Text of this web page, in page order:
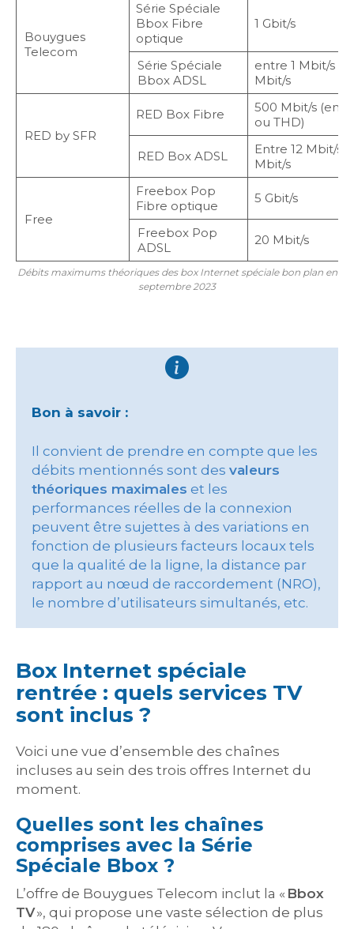
Bouygues
Telecom
Série Spéciale
Bbox Fibre
optique
1 Gbit/s
Série Spéciale
Bbox ADSL
entre 1 Mbit/s et
Mbit/s
RED by SFR
RED Box Fibre
500 Mbit/s (en
ou THD)
RED Box ADSL
Entre 12 Mbit/s
Mbit/s
Free
Freebox Pop
Fibre optique
5 Gbit/s
Freebox Pop
ADSL
20 Mbit/s
Débits maximums théoriques des box Internet spéciale bon plan en
septembre 2023
Bon à savoir :
Il convient de prendre en compte que les
débits mentionnés sont des valeurs
théoriques maximales et les
performances réelles de la connexion
peuvent être sujettes à des variations en
fonction de plusieurs facteurs locaux tels
que la qualité de la ligne, la distance par
rapport au nœud de raccordement (NRO),
le nombre d’utilisateurs simultanés, etc.
Box Internet spéciale
rentrée : quels services TV
sont inclus ?
Voici une vue d’ensemble des chaînes
incluses au sein des trois offres Internet du
moment.
Quelles sont les chaînes
comprises avec la Série
Spéciale Bbox ?
L’offre de Bouygues Telecom inclut la « Bbox
TV», qui propose une vaste sélection de plus